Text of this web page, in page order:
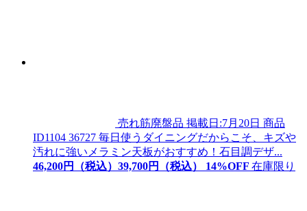
売れ筋廃盤品 掲載日:7月20日 商品
ID1104 36727 毎日使うダイニングだからこそ、キズや
汚れに強いメラミン天板がおすすめ！石目調デザ...
46,200円（税込） 39,700円（税込） 14%OFF 在庫限り